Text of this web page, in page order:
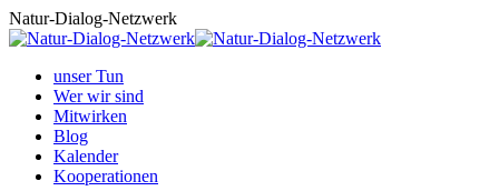
Zum
Inhalt
Natur-Dialog-Netzwerk
unser Tun
Wer wir sind
Mitwirken
Blog
Kalender
Kooperationen